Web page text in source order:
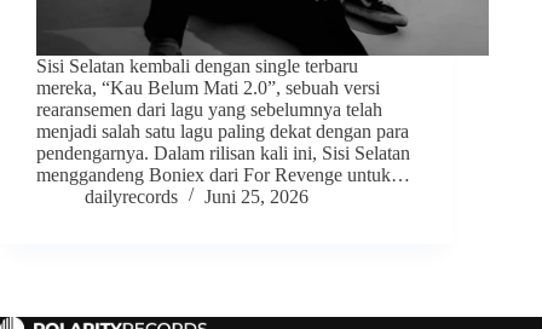
Sisi Selatan kembali dengan single terbaru
mereka, “Kau Belum Mati 2.0”, sebuah versi
rearansemen dari lagu yang sebelumnya telah
menjadi salah satu lagu paling dekat dengan para
pendengarnya. Dalam rilisan kali ini, Sisi Selatan
menggandeng Boniex dari For Revenge untuk…
dailyrecords
Juni 25, 2026